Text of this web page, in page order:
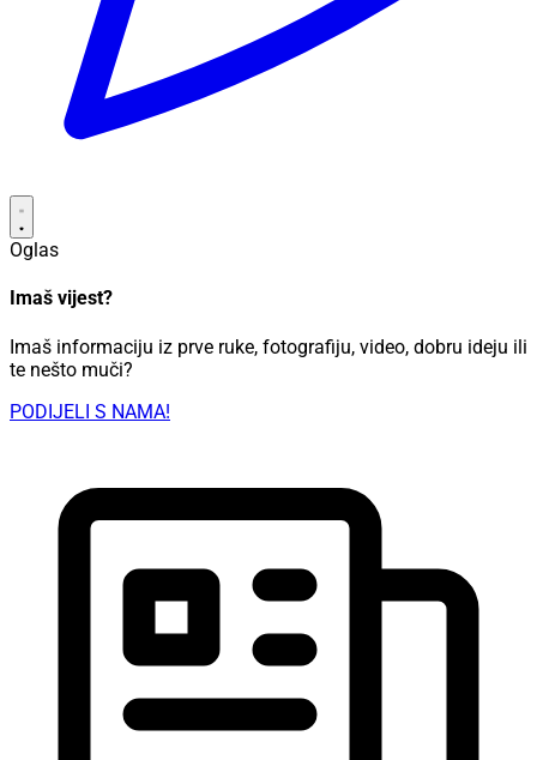
Oglas
Imaš vijest?
Imaš informaciju iz prve ruke, fotografiju, video, dobru ideju ili
te nešto muči?
PODIJELI S NAMA!